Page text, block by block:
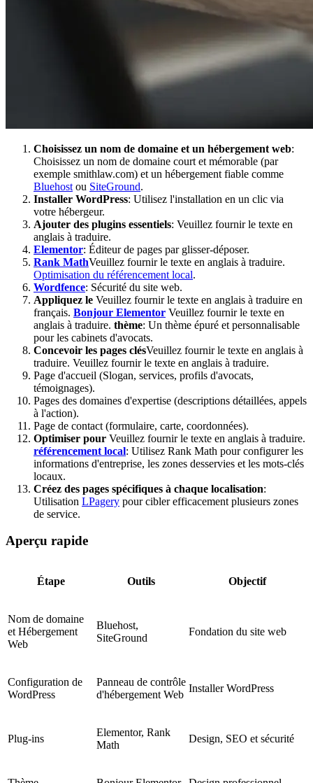
Choisissez un nom de domaine et un hébergement web:
Choisissez un nom de domaine court et mémorable (par
exemple smithlaw.com) et un hébergement fiable comme
Bluehost ou SiteGround.
Installer WordPress: Utilisez l'installation en un clic via
votre hébergeur.
Ajouter des plugins essentiels: Veuillez fournir le texte en
anglais à traduire.
Elementor: Éditeur de pages par glisser-déposer.
Rank MathVeuillez fournir le texte en anglais à traduire.
Optimisation du référencement local.
Wordfence: Sécurité du site web.
Appliquez le Veuillez fournir le texte en anglais à traduire en
français. Bonjour Elementor Veuillez fournir le texte en
anglais à traduire. thème: Un thème épuré et personnalisable
pour les cabinets d'avocats.
Concevoir les pages clésVeuillez fournir le texte en anglais à
traduire. Veuillez fournir le texte en anglais à traduire.
Page d'accueil (Slogan, services, profils d'avocats,
témoignages).
Pages des domaines d'expertise (descriptions détaillées, appels
à l'action).
Page de contact (formulaire, carte, coordonnées).
Optimiser pour Veuillez fournir le texte en anglais à traduire.
référencement local: Utilisez Rank Math pour configurer les
informations d'entreprise, les zones desservies et les mots-clés
locaux.
Créez des pages spécifiques à chaque localisation:
Utilisation LPagery pour cibler efficacement plusieurs zones
de service.
Aperçu rapide
Étape Outils Objectif
Nom de domaine
et Hébergement
Web
Bluehost,
SiteGround
Fondation du site web
Configuration de
WordPress
Panneau de contrôle
d'hébergement Web
Installer WordPress
Plug-ins
Elementor, Rank
Math
Design, SEO et sécurité